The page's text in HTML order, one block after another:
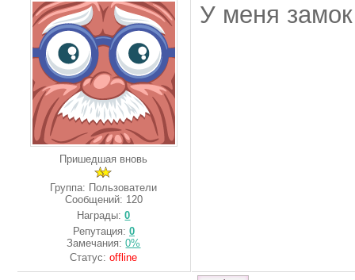
Пришедшая вновь
Группа: Пользователи
Сообщений: 120
Награды:0
Репутация: 0
Замечания:0%
Статус:offline
У меня